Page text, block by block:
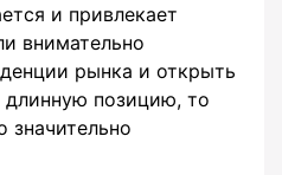
и привлекает
внимательно
рынка и открыть
позицию, то
значительно